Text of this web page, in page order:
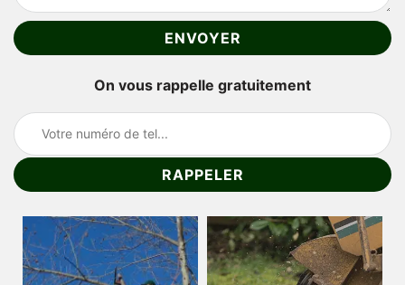
On vous rappelle gratuitement